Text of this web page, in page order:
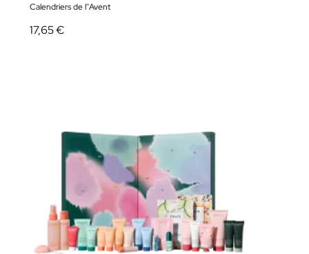
Calendriers de l''Avent
17,65 €